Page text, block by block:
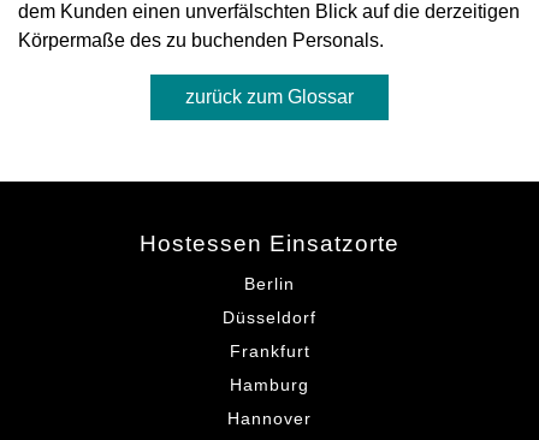
dem Kunden einen unverfälschten Blick auf die derzeitigen
Körpermaße des zu buchenden Personals.
zurück zum Glossar
Hostessen Einsatzorte
Berlin
Düsseldorf
Frankfurt
Hamburg
Hannover